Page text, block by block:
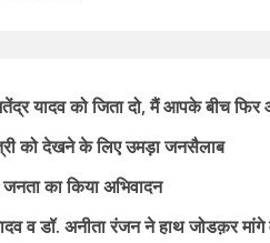
यादव को जिता दो, मैं आपके बीच
को देखने के लिए उमड़ा जनसैलाब
का किया अभिवादन
व डॉ. अनीता रंजन ने हाथ जोडक़र मांगे